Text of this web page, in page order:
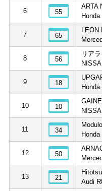
6 55
ARTA
7 65
LEON
8 56
リア
9 18
10 10
11 34
12 50
13 21
Audi